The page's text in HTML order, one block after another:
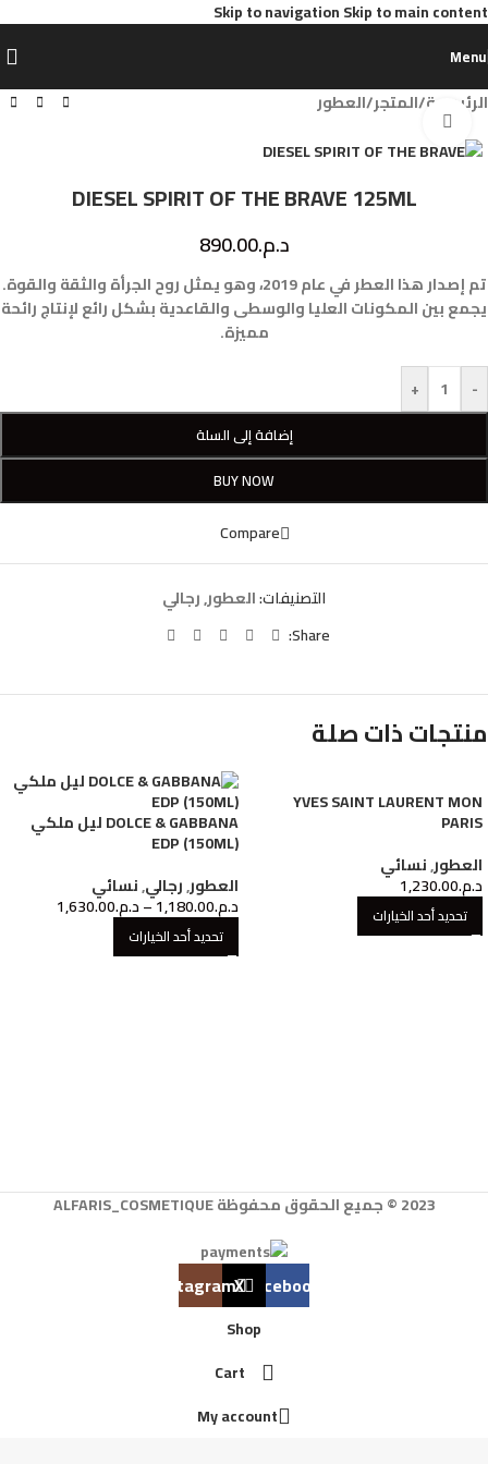
Skip to navigationSkip to main content
Menu
الرئيسية/المتجر/العطور
DIESEL SPIRIT OF THE BRAVE 125ML
د.م.890.00
تم إصدار هذا العطر في عام 2019، وهو يمثل روح الجرأة والثقة والقوة.
يجمع بين المكونات العليا والوسطى والقاعدية بشكل رائع لإنتاج رائحة
مميزة.
-
+
إضافة إلى السلة
BUY NOW
Compare
التصنيفات:العطور,رجالي
Share:
منتجات ذات صلة
YVES SAINT LAURENT MON
PARIS
العطور,نسائي
د.م.1,230.00
تحديد أحد الخيارات
DOLCE & GABBANA ليل ملكي
EDP (150ML)
العطور,رجالي,نسائي
د.م.1,180.00
–د.م.1,630.00
تحديد أحد الخيارات
2023 © جميع الحقوق محفوظة ALFARIS_COSMETIQUE
Facebook
X
Instagram
Shop
Cart
My account